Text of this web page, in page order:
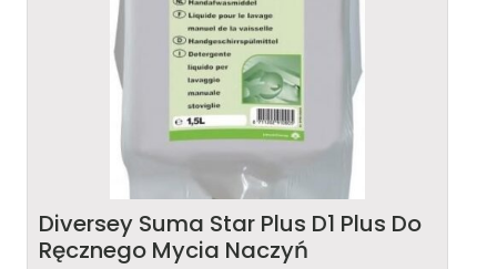
Diversey Suma Star Plus D1 Plus Do
Ręcznego Mycia Naczyń